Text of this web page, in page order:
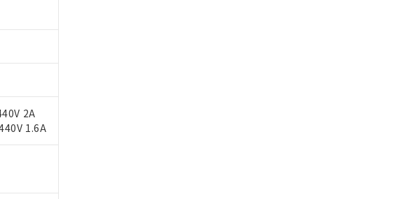
2A
1.6A
担当のオムロン制御機器販売店・
」をご確認ください。
または開示しないようお願いしま
、I-Webメンバーズにご登録され
。
ます。
します。
ジフェニルエーテル類) : 1000ppm、
ル酸ブチルベンジル) : 1000ppm、
す。
深刻な影響を及ぼさない年数を意
る商品（以下｢規制貨物等」とい
その他武器並びにこれらの製造装
内容を当該第三者に通知します。
それがある場合は、取り引きをい
はお客様担当のオムロン制御